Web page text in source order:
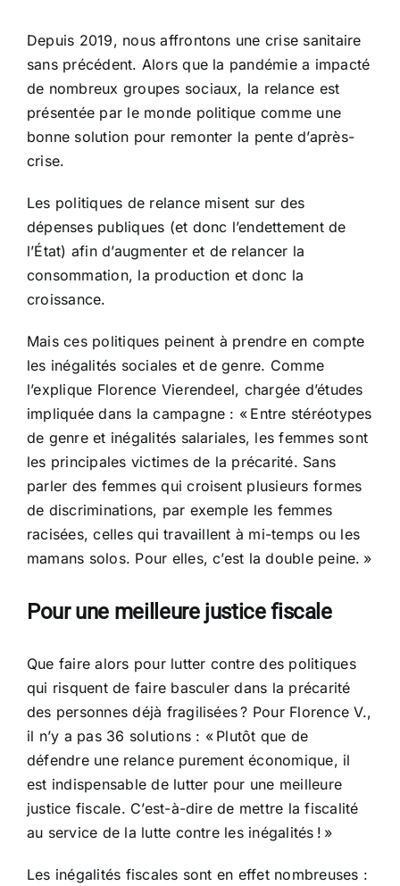
Depuis 2019, nous affrontons une crise sanitaire
sans précédent. Alors que la pandémie a impacté
de nombreux groupes sociaux, la relance est
présentée par le monde politique comme une
bonne solution pour remonter la pente d’après-
crise.
Les politiques de relance misent sur des
dépenses publiques (et donc l’endettement de
l’État) afin d’augmenter et de relancer la
consommation, la production et donc la
croissance.
Mais ces politiques peinent à prendre en compte
les inégalités sociales et de genre. Comme
l’explique Florence Vierendeel, chargée d’études
impliquée dans la campagne : « Entre stéréotypes
de genre et inégalités salariales, les femmes sont
les principales victimes de la précarité. Sans
parler des femmes qui croisent plusieurs formes
de discriminations, par exemple les femmes
racisées, celles qui travaillent à mi-temps ou les
mamans solos. Pour elles, c’est la double peine. »
Pour une meilleure justice fiscale
Que faire alors pour lutter contre des politiques
qui risquent de faire basculer dans la précarité
des personnes déjà fragilisées ? Pour Florence V.,
il n’y a pas 36 solutions : « Plutôt que de
défendre une relance purement économique, il
est indispensable de lutter pour une meilleure
justice fiscale. C’est-à-dire de mettre la fiscalité
au service de la lutte contre les inégalités ! »
Les inégalités fiscales sont en effet nombreuses :